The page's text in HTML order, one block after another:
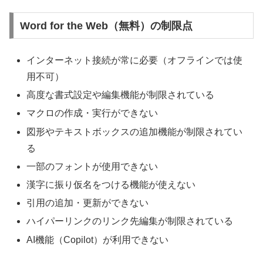
Word for the Web（無料）の制限点
インターネット接続が常に必要（オフラインでは使
用不可）
高度な書式設定や編集機能が制限されている
マクロの作成・実行ができない
図形やテキストボックスの追加機能が制限されてい
る
一部のフォントが使用できない
漢字に振り仮名をつける機能が使えない
引用の追加・更新ができない
ハイパーリンクのリンク先編集が制限されている
AI機能（Copilot）が利用できない